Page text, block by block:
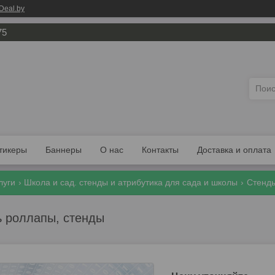
Баннеры О нас Контакты Доставка и оплата
Школа и сад. стенды и атрибутика для сада и школы
роллапы, стенды